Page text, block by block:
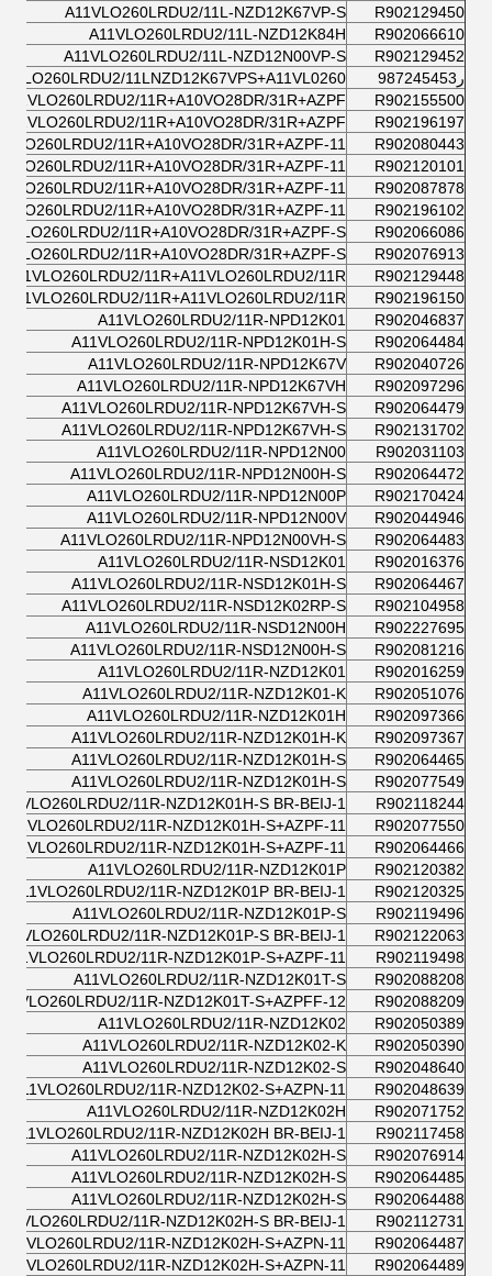
R902129450
A11VLO260LRDU2/11L-NZD12K67VP-S
R902066610
A11VLO260LRDU2/11L-NZD12K84H
R902129452
A11VLO260LRDU2/11L-NZD12N00VP-S
ر987245453
11LNZD12K67VPS+A11VL0260
R902155500
A11VLO260LRDU2/11R+A10VO28DR/31R+AZPF
R902196197
A11VLO260LRDU2/11R+A10VO28DR/31R+AZPF
R902080443
11R+A10VO28DR/31R+AZPF-11
R902120101
11R+A10VO28DR/31R+AZPF-11
R902087878
11R+A10VO28DR/31R+AZPF-11
R902196102
11R+A10VO28DR/31R+AZPF-11
R902066086
11R+A10VO28DR/31R+AZPF-S
R902076913
11R+A10VO28DR/31R+AZPF-S
R902129448
A11VLO260LRDU2/11R+A11VLO260LRDU2/11R
R902196150
A11VLO260LRDU2/11R+A11VLO260LRDU2/11R
R902046837
A11VLO260LRDU2/11R-NPD12K01
R902064484
A11VLO260LRDU2/11R-NPD12K01H-S
R902040726
A11VLO260LRDU2/11R-NPD12K67V
R902097296
A11VLO260LRDU2/11R-NPD12K67VH
R902064479
A11VLO260LRDU2/11R-NPD12K67VH-S
R902131702
A11VLO260LRDU2/11R-NPD12K67VH-S
R902031103
A11VLO260LRDU2/11R-NPD12N00
R902064472
A11VLO260LRDU2/11R-NPD12N00H-S
R902170424
A11VLO260LRDU2/11R-NPD12N00P
R902044946
A11VLO260LRDU2/11R-NPD12N00V
R902064483
A11VLO260LRDU2/11R-NPD12N00VH-S
R902016376
A11VLO260LRDU2/11R-NSD12K01
R902064467
A11VLO260LRDU2/11R-NSD12K01H-S
R902104958
A11VLO260LRDU2/11R-NSD12K02RP-S
R902227695
A11VLO260LRDU2/11R-NSD12N00H
R902081216
A11VLO260LRDU2/11R-NSD12N00H-S
R902016259
A11VLO260LRDU2/11R-NZD12K01
R902051076
A11VLO260LRDU2/11R-NZD12K01-K
R902097366
A11VLO260LRDU2/11R-NZD12K01H
R902097367
A11VLO260LRDU2/11R-NZD12K01H-K
R902064465
A11VLO260LRDU2/11R-NZD12K01H-S
R902077549
A11VLO260LRDU2/11R-NZD12K01H-S
R902118244
11R-NZD12K01H-S BR-BEIJ-1
R902077550
A11VLO260LRDU2/11R-NZD12K01H-S+AZPF-11
R902064466
A11VLO260LRDU2/11R-NZD12K01H-S+AZPF-11
R902120382
A11VLO260LRDU2/11R-NZD12K01P
R902120325
A11VLO260LRDU2/11R-NZD12K01P BR-BEIJ-1
R902119496
A11VLO260LRDU2/11R-NZD12K01P-S
R902122063
11R-NZD12K01P-S BR-BEIJ-1
R902119498
A11VLO260LRDU2/11R-NZD12K01P-S+AZPF-11
R902088208
A11VLO260LRDU2/11R-NZD12K01T-S
R902088209
11R-NZD12K01T-S+AZPFF-12
R902050389
A11VLO260LRDU2/11R-NZD12K02
R902050390
A11VLO260LRDU2/11R-NZD12K02-K
R902048640
A11VLO260LRDU2/11R-NZD12K02-S
R902048639
A11VLO260LRDU2/11R-NZD12K02-S+AZPN-11
R902071752
A11VLO260LRDU2/11R-NZD12K02H
R902117458
A11VLO260LRDU2/11R-NZD12K02H BR-BEIJ-1
R902076914
A11VLO260LRDU2/11R-NZD12K02H-S
R902064485
A11VLO260LRDU2/11R-NZD12K02H-S
R902064488
A11VLO260LRDU2/11R-NZD12K02H-S
R902112731
11R-NZD12K02H-S BR-BEIJ-1
R902064487
A11VLO260LRDU2/11R-NZD12K02H-S+AZPN-11
R902064489
A11VLO260LRDU2/11R-NZD12K02H-S+AZPN-11